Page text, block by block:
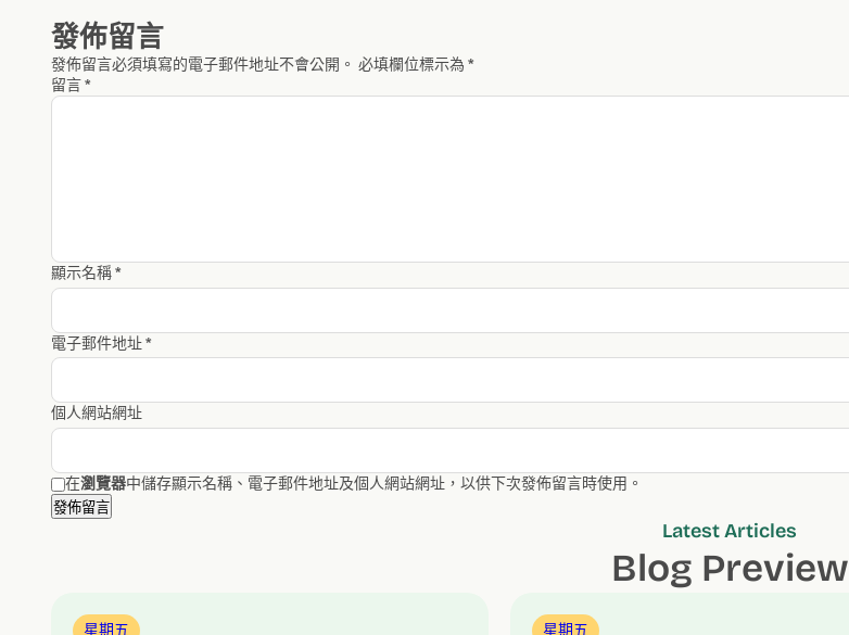
發佈留言
發佈留言必須填寫的電子郵件地址不會公開。 必填欄位標示為 *
留言*
顯示名稱*
電子郵件地址*
個人網站網址
在瀏覽器中儲存顯示名稱、電子郵件地址及個人網站網址，以供下次發佈留言時使用。
Latest Articles
Blog Preview
星期五 星期五